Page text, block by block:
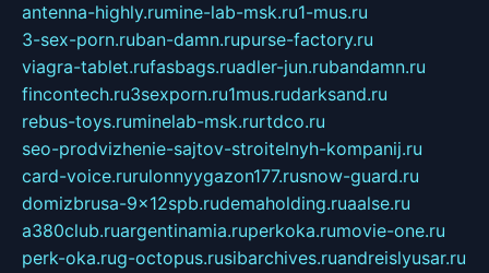
antenna-highly.rumine-lab-msk.ru1-mus.ru
3-sex-porn.ruban-damn.rupurse-factory.ru
viagra-tablet.rufasbags.ruadler-jun.rubandamn.ru
fincontech.ru3sexporn.ru1mus.rudarksand.ru
rebus-toys.ruminelab-msk.rurtdco.ru
seo-prodvizhenie-sajtov-stroitelnyh-kompanij.ru
card-voice.rurulonnyygazon177.rusnow-guard.ru
domizbrusa-9x12spb.rudemaholding.ruaalse.ru
a380club.ruargentinamia.ruperkoka.rumovie-one.ru
perk-oka.rug-octopus.rusibarchives.ruandreislyusar.ru